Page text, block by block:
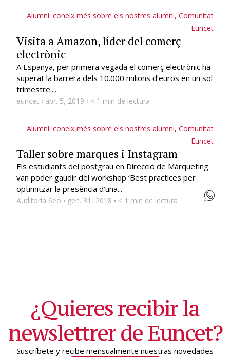
Alumni: coneix més sobre els nostres alumni, Comunitat
Euncet
Visita a Amazon, líder del comerç
electrònic
A Espanya, per primera vegada el comerç electrònic ha
superat la barrera dels 10.000 milions d’euros en un sol
trimestre....
euncet abr. 5, 2019 < 1 min de lectura
Alumni: coneix més sobre els nostres alumni, Comunitat
Euncet
Taller sobre marques i Instagram
Els estudiants del postgrau en Direcció de Màrqueting
van poder gaudir del workshop ‘Best practices per
optimitzar la presència d’una...
Auditoria Seo gen. 31, 2018 < 1 min de lectura
¿Quieres recibir la
newslettrer de Euncet?
Suscríbete y recibe mensualmente nuestras novedades